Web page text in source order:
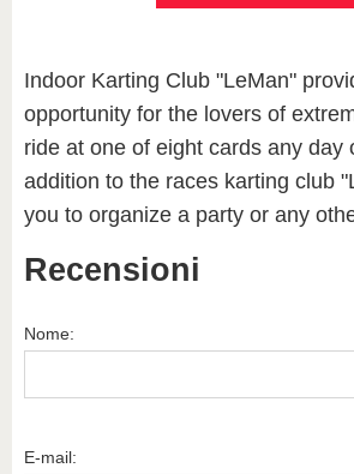
Indoor Karting Club "LeMan"
opportunity for the lovers of
ride at one of eight cards any day
addition to the races karting club
you to organize a party or any
Recensioni
Nome:
E-mail: